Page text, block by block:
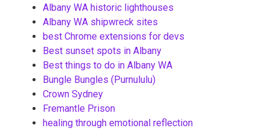
Albany WA historic lighthouses
Albany WA shipwreck sites
best Chrome extensions for devs
Best sunset spots in Albany
Best things to do in Albany WA
Bungle Bungles (Purnululu)
Crown Sydney
Fremantle Prison
healing through emotional reflection